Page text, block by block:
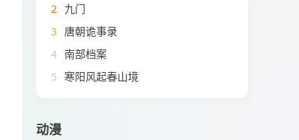
2 九门
3 唐朝诡事录
4 南部档案
5 寒阳风起春山境
动漫